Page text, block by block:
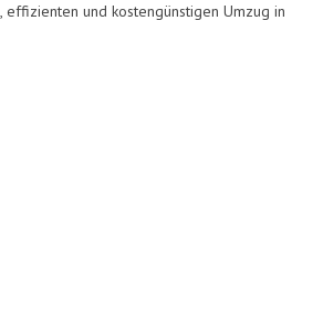
und kostengünstigen Umzug in